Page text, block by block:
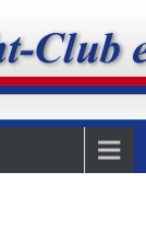
Club